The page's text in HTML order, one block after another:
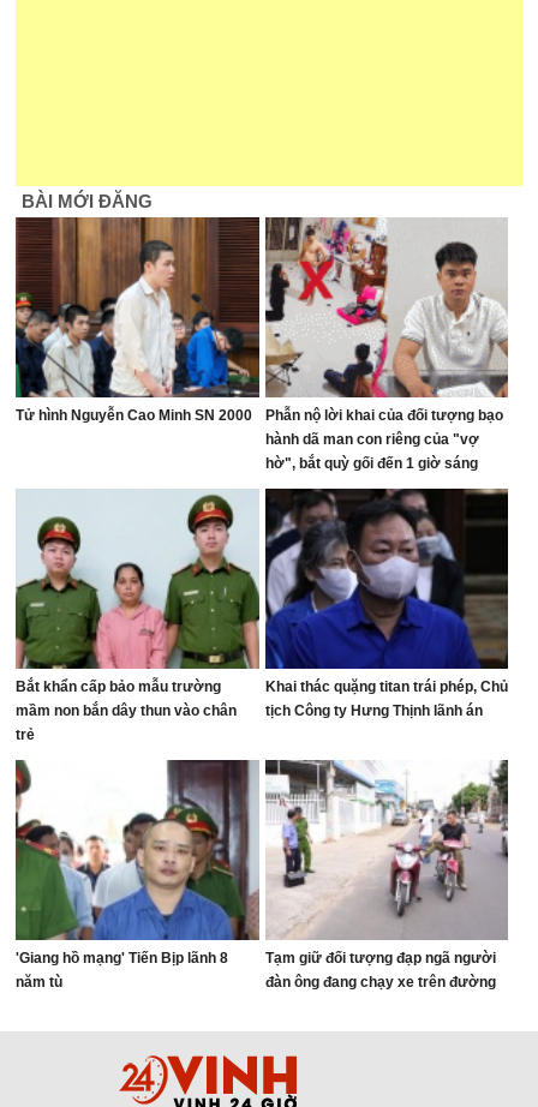
BÀI MỚI ĐĂNG
Tử hình Nguyễn Cao Minh SN 2000
Phẫn nộ lời khai của đối tượng bạo
hành dã man con riêng của "vợ
hờ", bắt quỳ gối đến 1 giờ sáng
Bắt khẩn cấp bảo mẫu trường
mầm non bắn dây thun vào chân
trẻ
Khai thác quặng titan trái phép, Chủ
tịch Công ty Hưng Thịnh lãnh án
'Giang hồ mạng' Tiến Bịp lãnh 8
năm tù
Tạm giữ đối tượng đạp ngã người
đàn ông đang chạy xe trên đường